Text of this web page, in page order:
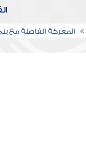
المعركة الفاصلة مع